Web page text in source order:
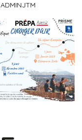
ADMINJTM